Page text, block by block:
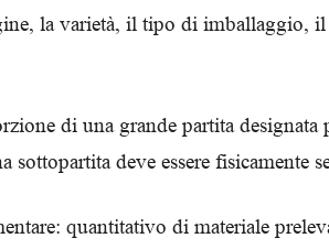
la varietà, il tipo di imballaggio,
di una grande partita designata
sottopartita deve essere fisicamente
quantitativo di materiale